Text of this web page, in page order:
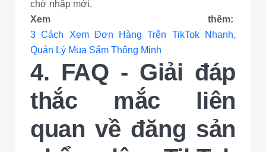
chờ nhập mới.
Xem thêm:
3 Cách Xem Đơn Hàng Trên TikTok Nhanh,
Quản Lý Mua Sắm Thông Minh
4. FAQ - Giải đáp
thắc mắc liên
quan về đăng sản